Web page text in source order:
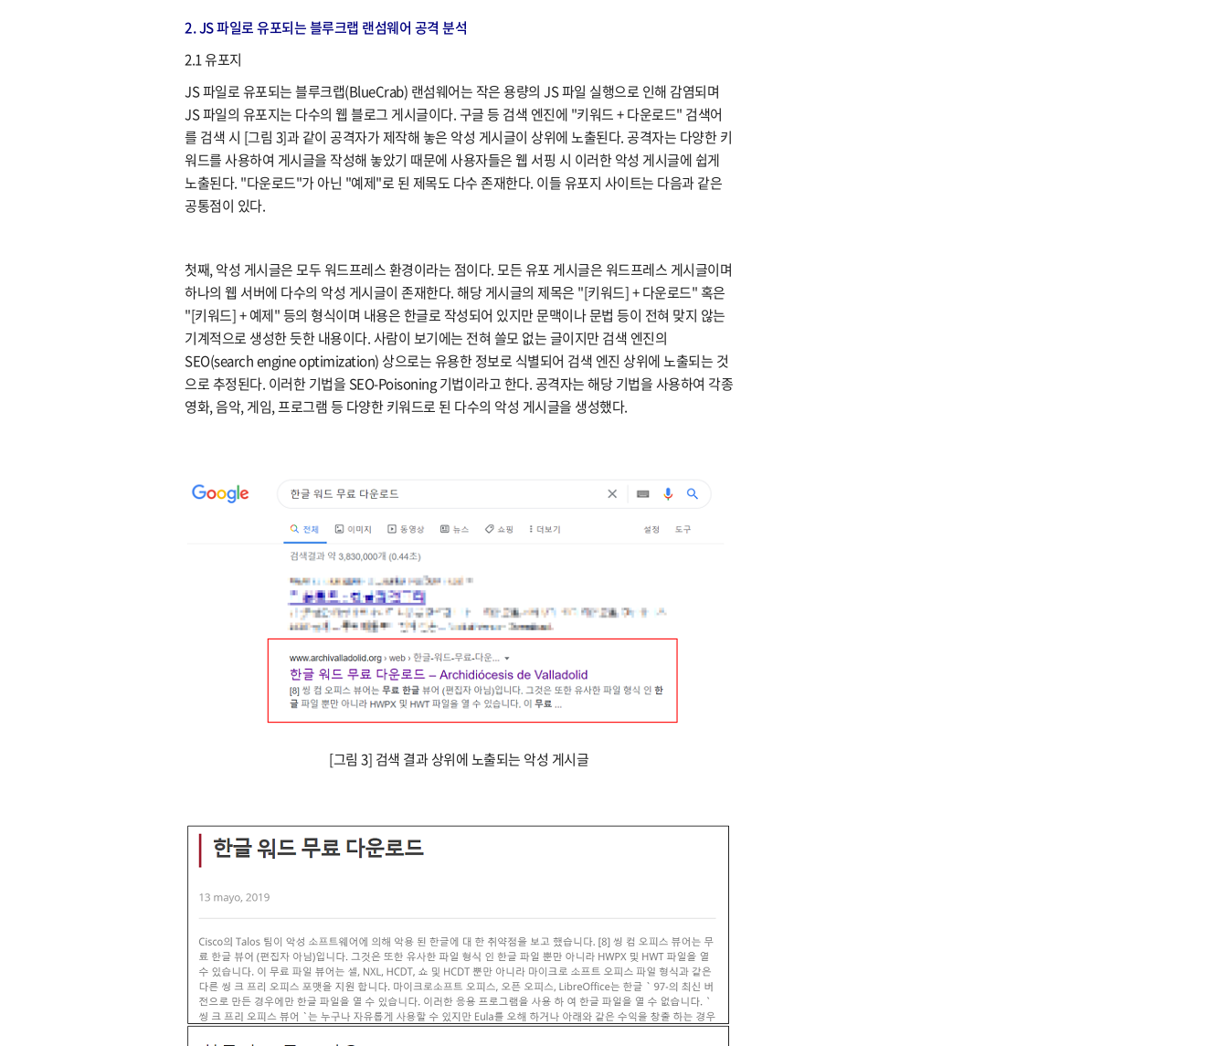
2. JS 파일로 유포되는 블루크랩 랜섬웨어 공격 분석
2.1 유포지
JS 파일로 유포되는 블루크랩(BlueCrab) 랜섬웨어는 작은 용량의 JS 파일 실행으로 인해 감염되며
JS 파일의 유포지는 다수의 웹 블로그 게시글이다. 구글 등 검색 엔진에 "키워드 + 다운로드" 검색어
를 검색 시 [그림 3]과 같이 공격자가 제작해 놓은 악성 게시글이 상위에 노출된다. 공격자는 다양한 키
워드를 사용하여 게시글을 작성해 놓았기 때문에 사용자들은 웹 서핑 시 이러한 악성 게시글에 쉽게
노출된다. "다운로드"가 아닌 "예제"로 된 제목도 다수 존재한다. 이들 유포지 사이트는 다음과 같은
공통점이 있다.
첫째, 악성 게시글은 모두 워드프레스 환경이라는 점이다. 모든 유포 게시글은 워드프레스 게시글이며
하나의 웹 서버에 다수의 악성 게시글이 존재한다. 해당 게시글의 제목은 "[키워드] + 다운로드" 혹은
"[키워드] + 예제" 등의 형식이며 내용은 한글로 작성되어 있지만 문맥이나 문법 등이 전혀 맞지 않는
기계적으로 생성한 듯한 내용이다. 사람이 보기에는 전혀 쓸모 없는 글이지만 검색 엔진의
SEO(search engine optimization) 상으로는 유용한 정보로 식별되어 검색 엔진 상위에 노출되는 것
으로 추정된다. 이러한 기법을 SEO-Poisoning 기법이라고 한다. 공격자는 해당 기법을 사용하여 각종
영화, 음악, 게임, 프로그램 등 다양한 키워드로 된 다수의 악성 게시글을 생성했다.
[그림 3] 검색 결과 상위에 노출되는 악성 게시글